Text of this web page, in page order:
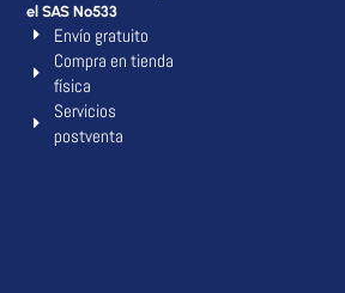
el SAS Nº533
Envío gratuito
Compra en tienda
física
Servicios
postventa